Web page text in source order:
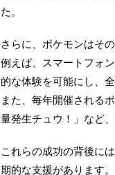
た。
さらに、ポケモンはそ
例えば、スマートフォ
的な体験を可能にし、
また、毎年開催される
量発生チュウ！」など
これらの成功の背後に
期的な支援があります。